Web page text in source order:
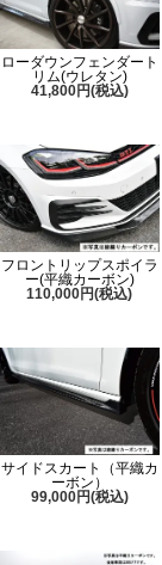
ローダウンフェンダート
リム(ウレタン)
41,800円(税込)
フロントリップスポイラ
ー(平織カーボン)
110,000円(税込)
サイドスカート（平織カ
ーボン）
99,000円(税込)